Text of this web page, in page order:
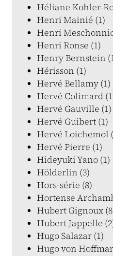
Héliane Kohler-
Henri Mainié (1)
Henri
Henri Ronse (1)
Henry Bernstein
Hérisson (1)
Hervé Bellamy (1)
Hervé Colimard
Hervé Gauville (1)
Hervé Guibert (1)
Hervé Loichemol
Hervé Pierre (1)
Hideyuki Yano (1)
Hölderlin (3)
Hors-série (8)
Hortense
Hubert Gignoux
Hubert Jappelle
Hugo Salazar (1)
Hugo von